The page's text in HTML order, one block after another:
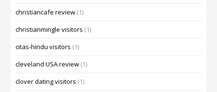
christiancafe review (1)
christianmingle visitors (1)
citas-hindu visitors (1)
cleveland USA review (1)
clover dating visitors (1)